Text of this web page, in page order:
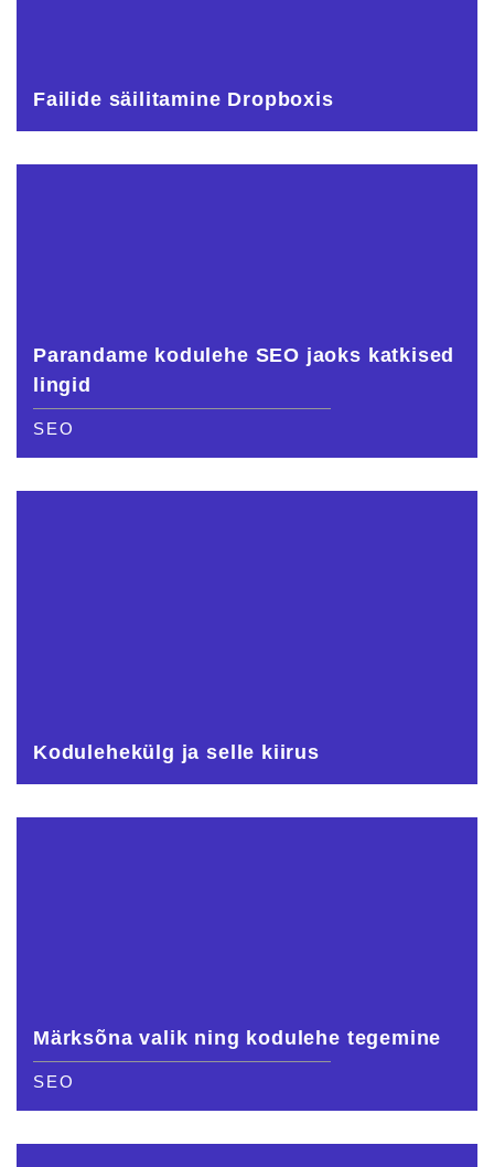
Failide säilitamine Dropboxis
Parandame kodulehe SEO jaoks katkised
lingid
SEO
Kodulehekülg ja selle kiirus
Märksõna valik ning kodulehe tegemine
SEO